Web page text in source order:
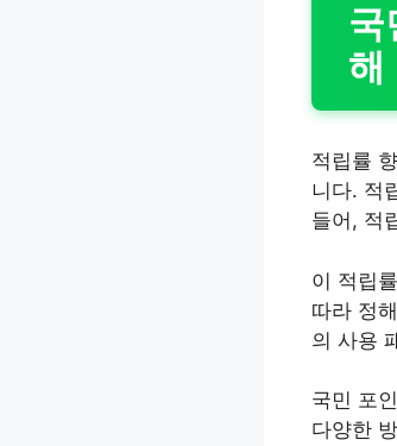
국
해
적립률
니다. 적
들어, 적
이 적립
따라 정
의 사용
국민 포
다양한